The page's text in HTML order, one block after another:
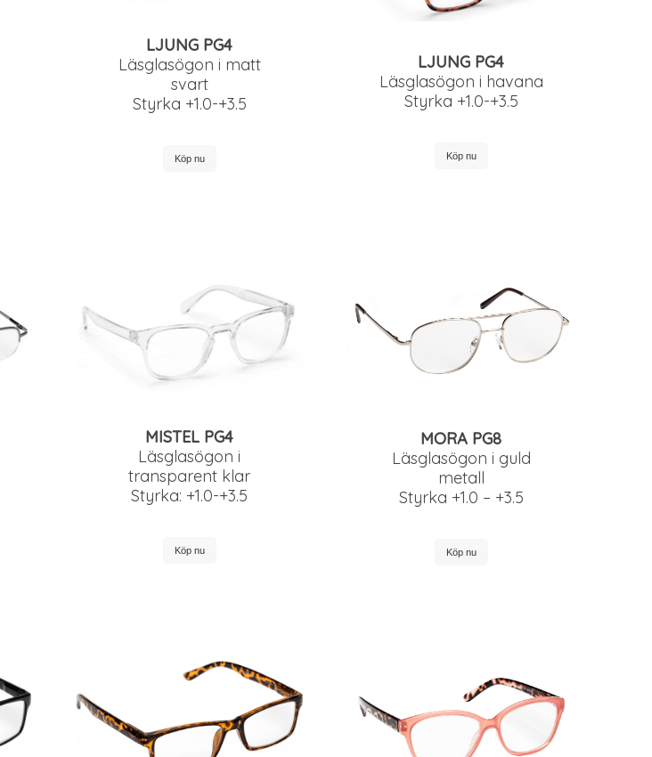
LJUNG PG4
Läsglasögon i matt
svart
Styrka +1.0-+3.5
Köp nu
LJUNG PG4
Läsglasögon i havana
Styrka +1.0-+3.5
Köp nu
MISTEL PG4
Läsglasögon i
transparent klar
Styrka: +1.0-+3.5
Köp nu
MORA PG8
Läsglasögon i guld
metall
Styrka +1.0 – +3.5
Köp nu